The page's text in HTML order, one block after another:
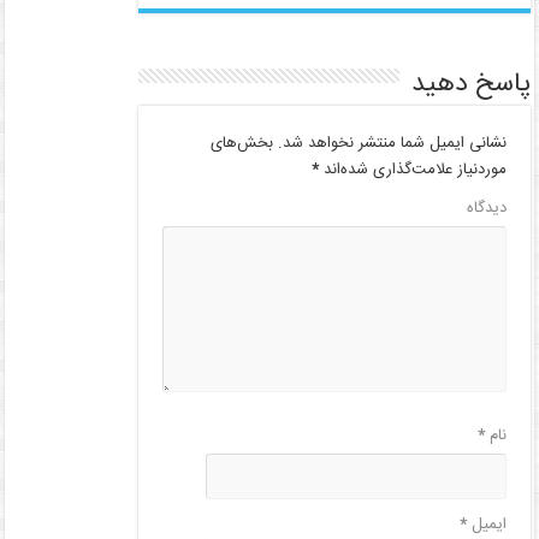
پاسخ دهید
نشانی ایمیل شما منتشر نخواهد شد. بخش‌های
موردنیاز علامت‌گذاری شده‌اند*
دیدگاه
نام*
ایمیل*